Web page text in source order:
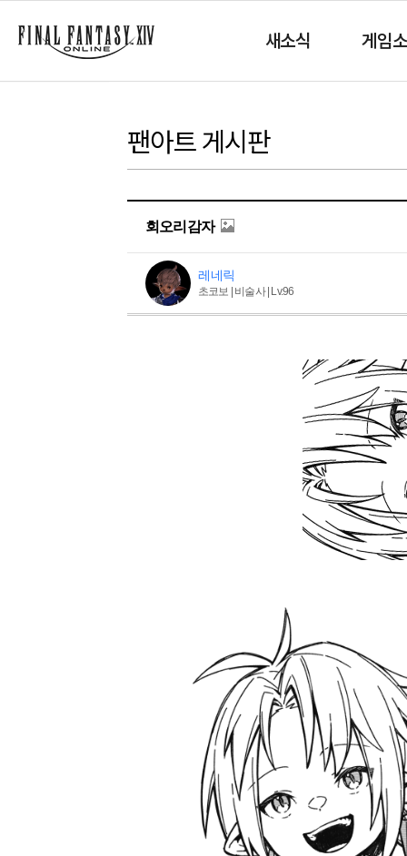
새소식 게임
팬아트 게시판
회오리감자
레네릭
초코보 | 비술사 | Lv.96